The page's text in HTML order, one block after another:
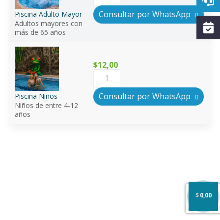
Piscina Adulto Mayor
Adultos mayores con
más de 65 años
Mayor
quantity
Consultar por WhatsApp
Piscina Niños
Niños de entre 4-12
años
$12,00
Piscina
Niños
quantity
Consultar por WhatsApp
$0,00